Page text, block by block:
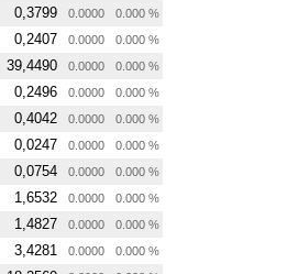
0,3799 0.0000 0.000 %
0,2407 0.0000 0.000 %
39,4490 0.0000 0.000 %
0,2496 0.0000 0.000 %
0,4042 0.0000 0.000 %
0,0247 0.0000 0.000 %
0,0754 0.0000 0.000 %
1,6532 0.0000 0.000 %
1,4827 0.0000 0.000 %
3,4281 0.0000 0.000 %